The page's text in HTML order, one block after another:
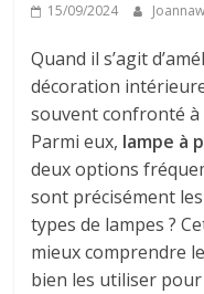
15/09/2024
Quand il s’agit
décoration
souvent confronté à
Parmi eux, lampe à
deux options
sont précisément
types de lampes ?
mieux comprendre
bien les utiliser